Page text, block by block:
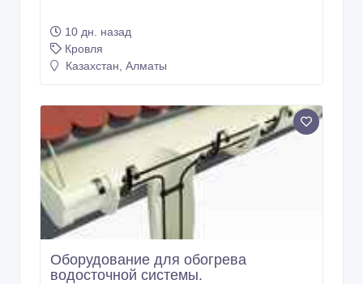
10 дн. назад
Кровля
Казахстан, Алматы
Оборудование для обогрева
водосточной системы.